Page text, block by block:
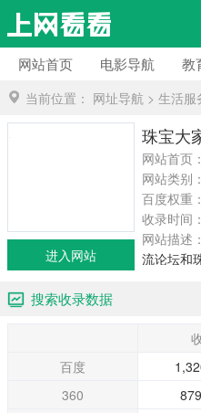
网站首页 电影导航 教
当前位置： 网址导航 > 生活服
珠宝大
网站首页：
网站类别：
百度权重：
收录时间：
网站描述：
流论坛和
进入网站
搜索收录数据
百度
360